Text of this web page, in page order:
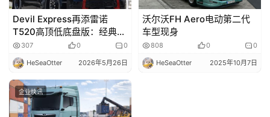
Devil Express再添雷诺
T520高顶低底盘版：经典元
素与现代改装交融
307 0 0
HeSeaOtter 2026年5月26日
沃尔沃FH Aero电动第二代
车型现身
808 0 0
HeSeaOtter 2025年10月7日
企业快讯